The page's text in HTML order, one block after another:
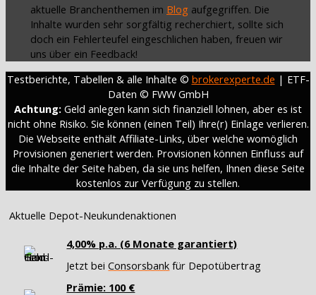
aktuelle Branchenthemen im Blog aufgegriffen. Die
Inhalte wurden sehr sorgfältig recherchiert, sollte sich
doch ein Fehlerteufel eingeschlichen haben, freuen wir
uns über ein Feedback!
Testberichte, Tabellen & alle Inhalte © brokerexperte.de | ETF-
Daten © FWW GmbH
Achtung: Geld anlegen kann sich finanziell lohnen, aber es ist
nicht ohne Risiko. Sie können (einen Teil) Ihre(r) Einlage verlieren.
Die Webseite enthält Affiliate-Links, über welche womöglich
Provisionen generiert werden. Provisionen können Einfluss auf
die Inhalte der Seite haben, da sie uns helfen, Ihnen diese Seite
kostenlos zur Verfügung zu stellen.
Aktuelle Depot-Neukundenaktionen
4,00% p.a. (6 Monate garantiert)
Jetzt beiConsorsbank für Depotübertrag
Prämie: 100 €